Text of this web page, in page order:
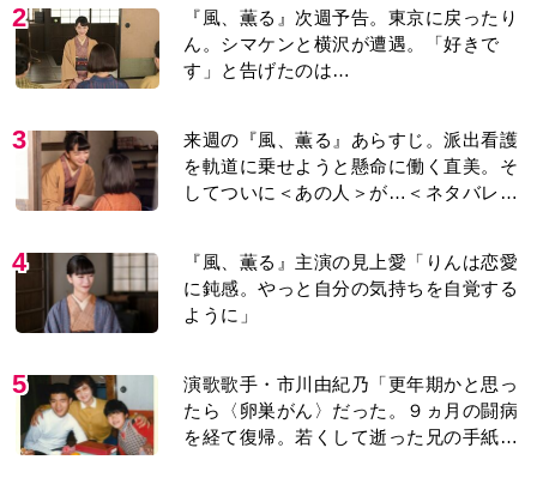
2
『風、薫る』次週予告。東京に戻ったり
ん。シマケンと横沢が遭遇。「好きで
す」と告げたのは…
3
来週の『風、薫る』あらすじ。派出看護
を軌道に乗せようと懸命に働く直美。そ
してついに＜あの人＞が…＜ネタバレあ
4
『風、薫る』主演の見上愛「りんは恋愛
に鈍感。やっと自分の気持ちを自覚する
ように」
5
演歌歌手・市川由紀乃「更年期かと思っ
たら〈卵巣がん〉だった。９ヵ月の闘病
を経て復帰。若くして逝った兄の手紙を